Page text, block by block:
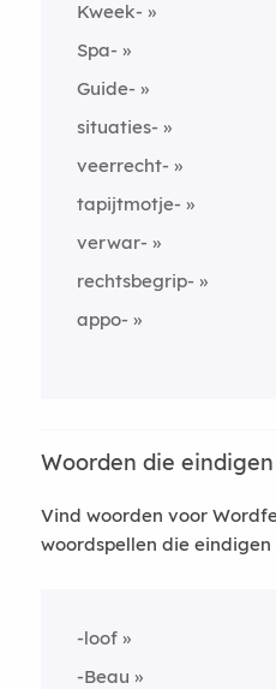
Kweek-
Spa-
Guide-
situaties-
veerrecht-
tapijtmotje-
verwar-
rechtsbegrip-
appo-
Woorden die
Vind woorden voor
woordspellen die
-loof
-Beau